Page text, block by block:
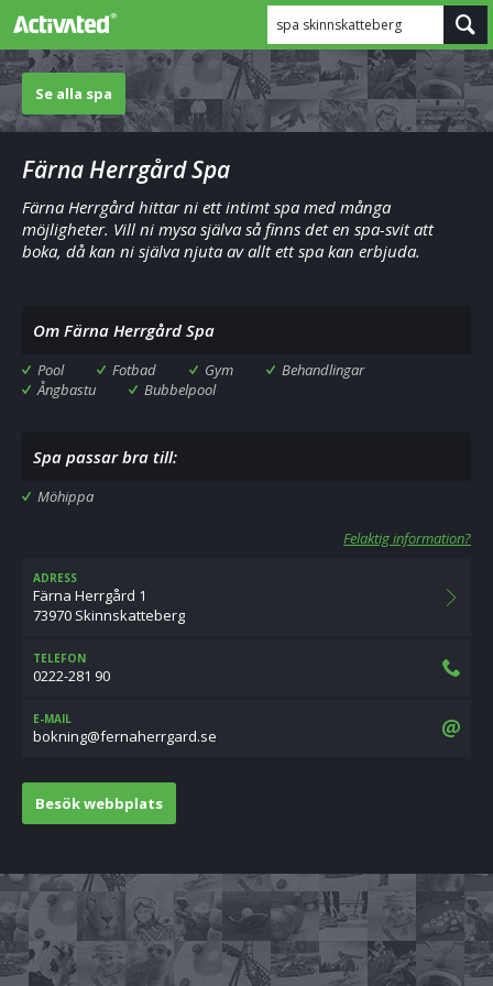
spa skinnskatteberg
Se alla spa
Färna Herrgård Spa
Färna Herrgård hittar ni ett intimt spa med många
möjligheter. Vill ni mysa själva så finns det en spa-svit att
boka, då kan ni själva njuta av allt ett spa kan erbjuda.
Om Färna Herrgård Spa
Pool Fotbad Gym
Behandlingar
Ångbastu
Bubbelpool
Spa passar bra till:
Möhippa
Felaktig information?
ADRESS
Färna Herrgård 1
73970 Skinnskatteberg
TELEFON
0222-281 90
E-MAIL
es.dragrrehanref@gninkob
Besök webbplats